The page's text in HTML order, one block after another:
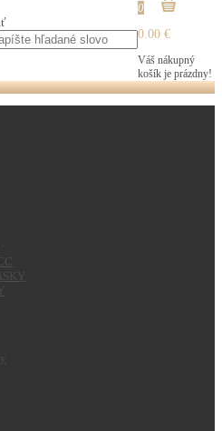
0
0.00 €
Váš nákupný
košík je prázdny!